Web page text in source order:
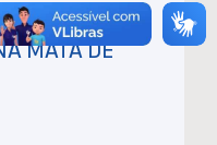
MATA DE